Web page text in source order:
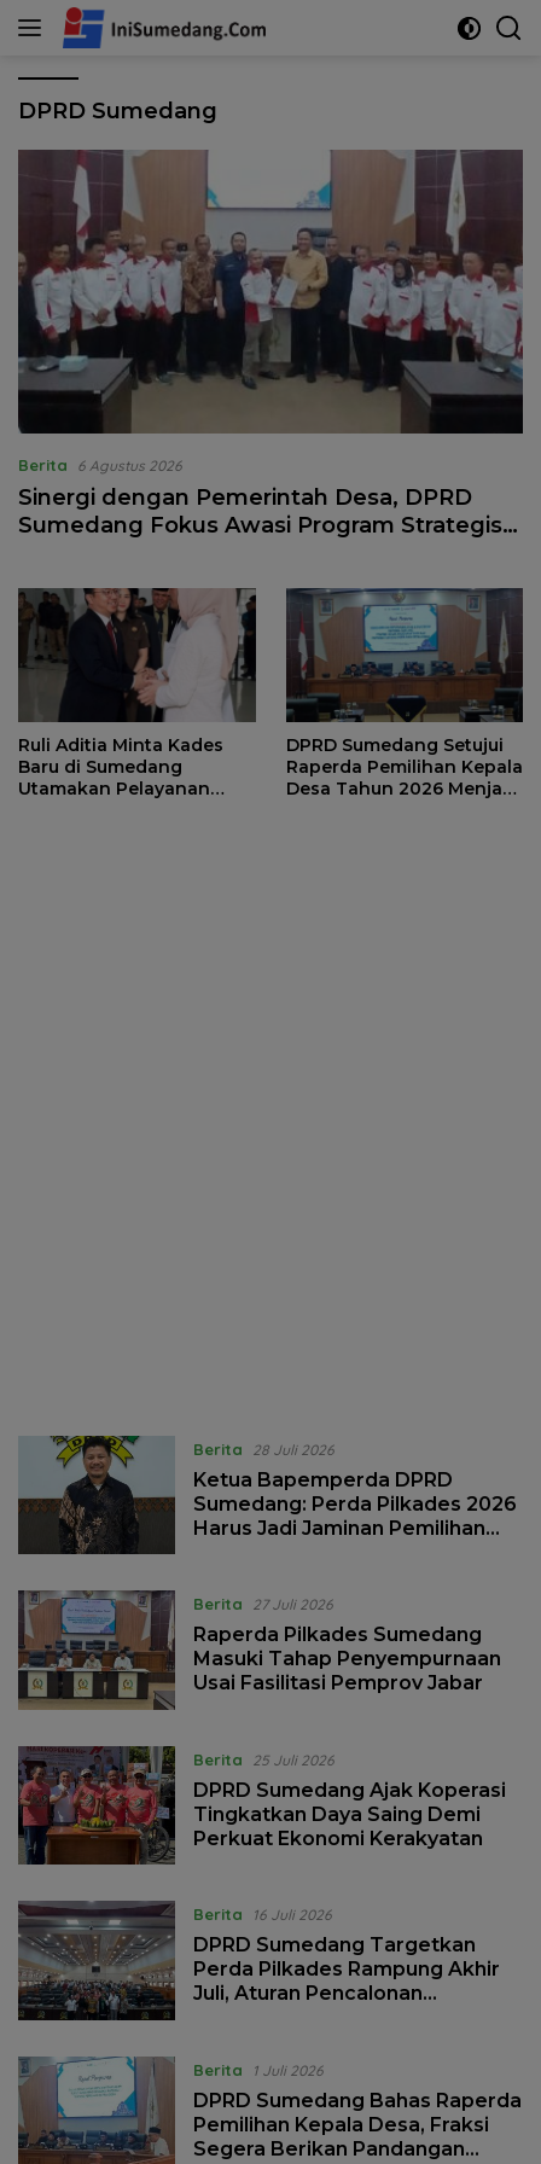
Langsung
DPRD Sumedang
Berita 6 Agustus 2026
Sinergi dengan Pemerintah Desa, DPRD
Sumedang Fokus Awasi Program Strategis
Ruli Aditia Minta Kades
Baru di Sumedang
Utamakan Pelayanan
DPRD Sumedang Setujui
Raperda Pemilihan Kepala
Desa Tahun 2026 Menjadi
Berita 28 Juli 2026
Ketua Bapemperda DPRD
Sumedang: Perda Pilkades 2026
Harus Jadi Jaminan Pemilihan
Berita 27 Juli 2026
Raperda Pilkades Sumedang
Masuki Tahap Penyempurnaan
Usai Fasilitasi Pemprov Jabar
Berita 25 Juli 2026
DPRD Sumedang Ajak Koperasi
Tingkatkan Daya Saing Demi
Perkuat Ekonomi Kerakyatan
Berita 16 Juli 2026
DPRD Sumedang Targetkan
Perda Pilkades Rampung Akhir
Juli, Aturan Pencalonan
Berita 1 Juli 2026
DPRD Sumedang Bahas Raperda
Pemilihan Kepala Desa, Fraksi
Segera Berikan Pandangan